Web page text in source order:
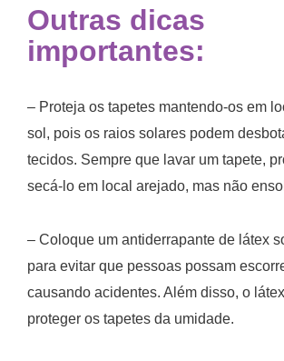
Outras dicas
importantes:
– Proteja os tapetes mantendo-os em
sol, pois os raios solares podem
tecidos. Sempre que lavar um tapete,
secá-lo em local arejado, mas não
– Coloque um antiderrapante de látex
para evitar que pessoas possam
causando acidentes. Além disso, o
proteger os tapetes da umidade.